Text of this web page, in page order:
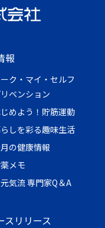
報
ーク・マイ・セルフ
ベンション
めよう！貯筋運動
しを彩る趣味生活
の健康情報
メモ
気流 専門家Q＆A
スリリース